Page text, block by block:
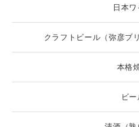
日本ワ
クラフトビール（弥彦ブ
本格
ビー